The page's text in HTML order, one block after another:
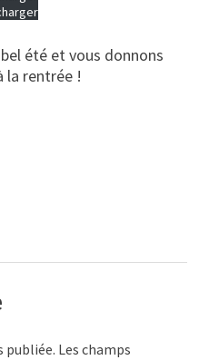
été et vous donnons
la rentrée !
:
publiée. Les champs